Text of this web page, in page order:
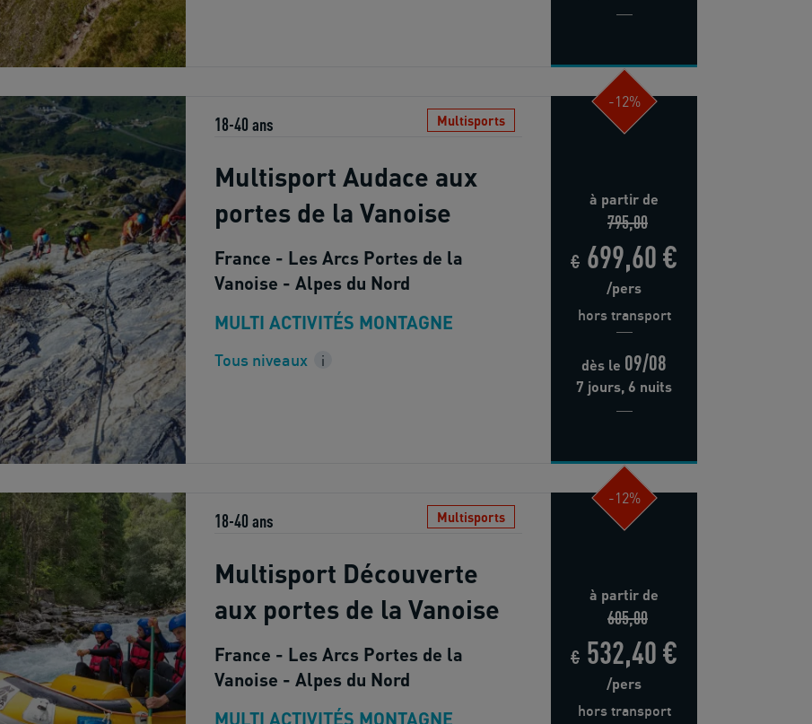
18-40 ans Multisports
Multisport Audace aux
portes de la Vanoise
France - Les Arcs Portes de la
Vanoise - Alpes du Nord
MULTI ACTIVITÉS MONTAGNE
Tous niveaux i
-12%
à partir de
795,00
€ 699,60 €
/pers
hors transport
dès le 09/08
7 jours, 6 nuits
18-40 ans Multisports
Multisport Découverte
aux portes de la Vanoise
France - Les Arcs Portes de la
Vanoise - Alpes du Nord
MULTI ACTIVITÉS MONTAGNE
-12%
à partir de
605,00
€ 532,40 €
/pers
hors transport